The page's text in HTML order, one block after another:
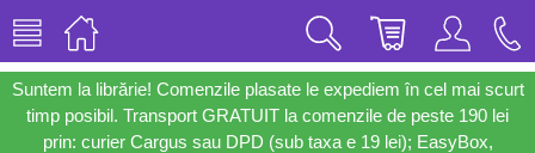
Suntem la librărie! Comenzile plasate le expediem în cel mai scurt
timp posibil. Transport GRATUIT la comenzile de peste 190 lei
prin: curier Cargus sau DPD (sub taxa e 19 lei); EasyBox,